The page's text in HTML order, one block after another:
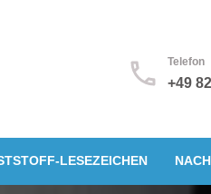
Telefon
+49
LESEZEICHEN